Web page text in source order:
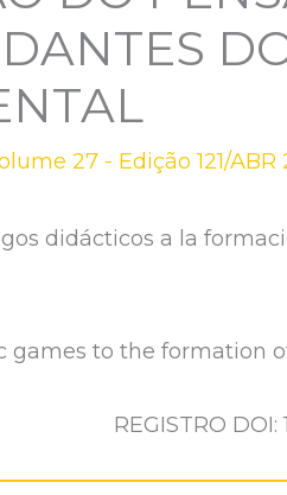
27 - Edição 121/ABR
didácticos a la
games to the formation
REGISTRO